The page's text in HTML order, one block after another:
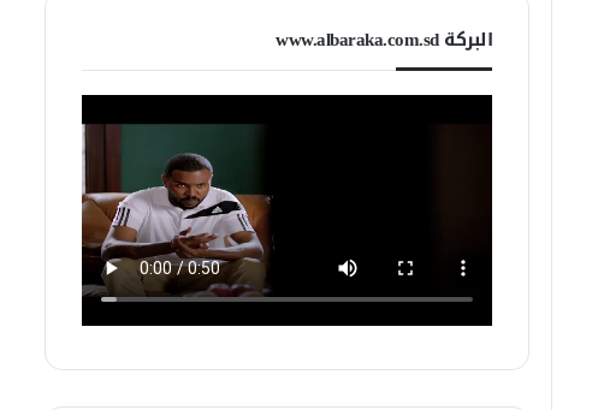
البركة www.albaraka.com.sd